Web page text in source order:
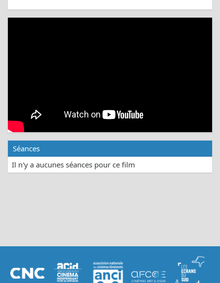
Séances
Il n'y a aucunes séances pour ce film